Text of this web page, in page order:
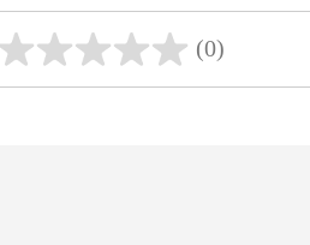
(0)